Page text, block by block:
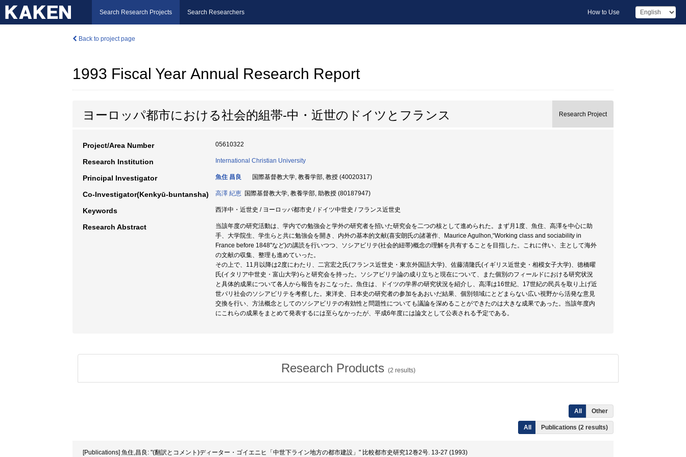
Search Research Projects Search Researchers How to Use
Back to project page
1993 Fiscal Year Annual Research Report
ヨーロッパ都市における社会的組帯-中・近世のドイツとフランス Research Project
Project/Area Number 05610322
Research Institution International Christian University
Principal Investigator 魚住 昌良 国際基督教大学, 教養学部, 教授 (40020317)
Co-Investigator(Kenkyū-buntansha) 高澤 紀恵 国際基督教大学, 教養学部, 助教授 (80187947)
Keywords 西洋中・近世史 / ヨーロッパ都市史 / ドイツ中世史 / フランス近世史
Research Abstract
当該年度の研究活動は、学内での勉強会と学外の研究者を招いた研究会を二つの核として進められた。まず月1度、魚住、高澤を中心に助
手、大学院生、学生らと共に勉強会を開き、内外の基本的文献(喜安朗氏の諸著作、Maurice Agulhon,“Working class and sociability in
France before 1848"など)の講読を行いつつ、ソシアビリテ(社会的紐帯)概念の理解を共有することを目指した。これに伴い、主として海外
の文献の収集、整理も進めていった。
その上で、11月以降は2度にわたり、二宮宏之氏(フランス近世史・東京外国語大学)、佐藤清隆氏(イギリス近世史・相模女子大学)、徳橋曜
氏(イタリア中世史・富山大学)らと研究会を持った。ソシアビリテ論の成り立ちと現在について、また個別のフィールドにおける研究状況
と具体的成果について各人から報告をおこなった。魚住は、ドイツの学界の研究状況を紹介し、高澤は16世紀、17世紀の民兵を取り上げ近
世パリ社会のソシアビリテを考察した。東洋史、日本史の研究者の参加をあおいだ結果、個別領域にとどまらない広い視野から活発な意見
交換を行い、方法概念としてのソシアビリテの有効性と問題性についても議論を深めることができたのは大きな成果であった。当該年度内
にこれらの成果をまとめて発表するには至らなかったが、平成6年度には論文として公表される予定である。
Research Products (2 results)
All Other
All Publications (2 results)
[Publications] 魚住,昌良: "(翻訳とコメント)ディーター・ゴイエニヒ「中世下ライン地方の都市建設」" 比較都市史研究12巻2号. 13-27 (1993)